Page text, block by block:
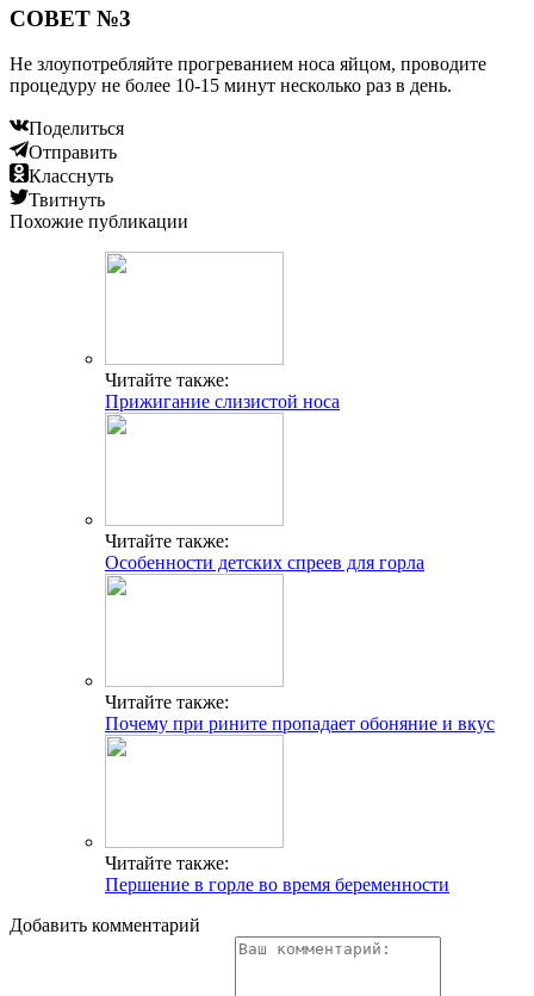
СОВЕТ №3
Не злоупотребляйте прогреванием носа яйцом, проводите
процедуру не более 10-15 минут несколько раз в день.
Поделиться
Отправить
Класснуть
Твитнуть
Похожие публикации
Читайте также:
Прижигание слизистой носа
Читайте также:
Особенности детских спреев для горла
Читайте также:
Почему при рините пропадает обоняние и вкус
Читайте также:
Першение в горле во время беременности
Добавить комментарий